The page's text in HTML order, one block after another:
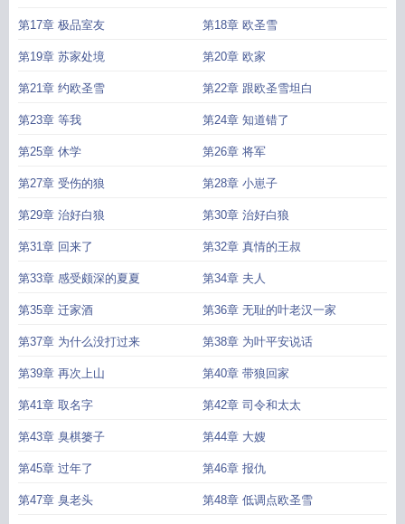
第17章 极品室友 第18章 欧圣雪
第19章 苏家处境 第20章 欧家
第21章 约欧圣雪 第22章 跟欧圣雪坦白
第23章 等我 第24章 知道错了
第25章 休学 第26章 将军
第27章 受伤的狼 第28章 小崽子
第29章 治好白狼 第30章 治好白狼
第31章 回来了 第32章 真情的王叔
第33章 感受颇深的夏夏 第34章 夫人
第35章 迁家酒 第36章 无耻的叶老汉一家
第37章 为什么没打过来 第38章 为叶平安说话
第39章 再次上山 第40章 带狼回家
第41章 取名字 第42章 司令和太太
第43章 臭棋篓子 第44章 大嫂
第45章 过年了 第46章 报仇
第47章 臭老头 第48章 低调点欧圣雪